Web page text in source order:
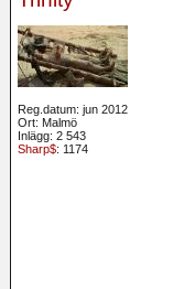
Reg.datum: jun 2012
Ort: Malmö
Inlägg: 2 543
Sharp$: 1174